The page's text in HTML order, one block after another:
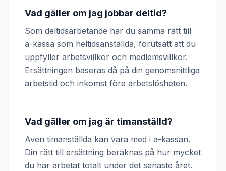
Vad gäller om jag jobbar deltid?
Som deltidsarbetande har du samma rätt till
a-kassa som heltidsanställda, förutsatt att du
uppfyller arbetsvillkor och medlemsvillkor.
Ersättningen baseras då på din genomsnittliga
arbetstid och inkomst före arbetslösheten.
Vad gäller om jag är timanställd?
Även timanställda kan vara med i a-kassan.
Din rätt till ersättning beräknas på hur mycket
du har arbetat totalt under det senaste året.